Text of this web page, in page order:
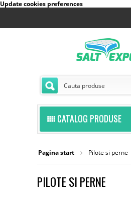
Update cookies preferences
CATALOG PRODUSE
Pagina start Pilote si perne
PILOTE SI PERNE